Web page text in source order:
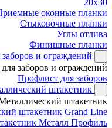
20x30
оконные планки
Стыковочные планки
Углы отлива
Финишные планки
и ограждений
заборов и ограждений
Профлист для заборов
штакетник
штакетник
штакетник Grand Line
Металл Профиль